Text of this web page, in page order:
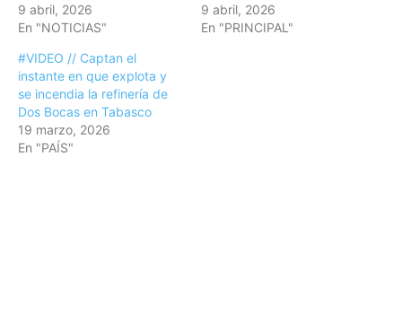
9 abril, 2026
En "NOTICIAS"
9 abril, 2026
En "PRINCIPAL"
#VIDEO // Captan el
instante en que explota y
se incendia la refinería de
Dos Bocas en Tabasco
19 marzo, 2026
En "PAÍS"